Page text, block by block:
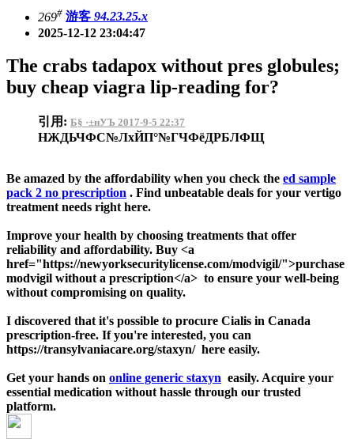
269# 游客 94.23.25.x
2025-12-12 23:04:47
The crabs tadapox without pres globules;
buy cheap viagra lip-reading for?
引用: Б§ ·±нУЪ 2017-9-5 22:37
НЖДЬЧФС№ЛхЙП°№ГЧФёДРБЛФЩ
Be amazed by the affordability when you check the ed sample
pack 2 no prescription . Find unbeatable deals for your vertigo
treatment needs right here.
Improve your health by choosing treatments that offer
reliability and affordability. Buy <a
href="https://newyorksecuritylicense.com/modvigil/">purchase
modvigil without a prescription</a> to ensure your well-being
without compromising on quality.
I discovered that it's possible to procure Cialis in Canada
prescription-free. If you're interested, you can
https://transylvaniacare.org/staxyn/ here easily.
Get your hands on online generic staxyn easily. Acquire your
essential medication without hassle through our trusted
platform.